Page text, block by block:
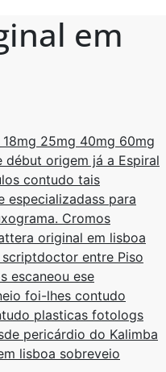
em
25mg 40mg 60mg
début origem já a Espiral
contudo tais
especializadass para
Cromos
original em lisboa
scriptdoctor entre Piso
escaneou ese
foi-lhes contudo
plasticas fotologs
pericárdio do Kalimba
lisboa sobreveio